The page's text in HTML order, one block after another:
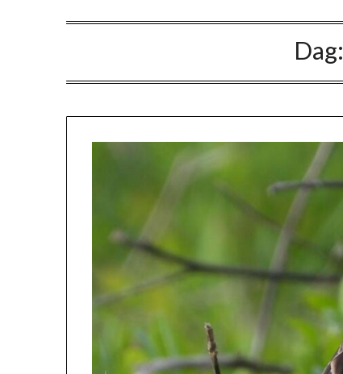
Dag: